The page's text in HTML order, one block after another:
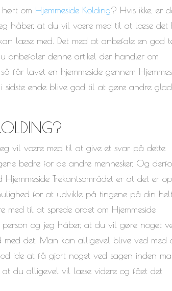
hørt om Hjemmeside Kolding? Hvis ikke, er
håber, at du vil være med til at læse det
læse med. Det med at anbefale en god
anbefaler denne artikel der handler om
får lavet en hjemmeside gennem
ende blive god til at gøre andre
vil være med til at give et svar på dette
bedre for de andre mennesker. Og
Trekantsområdet er at det er
for at udvikle på tingene på din helt
til at sprede ordet om Hjemmeside
person og jeg håber, at du vil gøre noget
med det. Man kan alligevel blive ved med
ide at få gjort noget ved sagen inden
at du alligevel vil læse videre og fået det